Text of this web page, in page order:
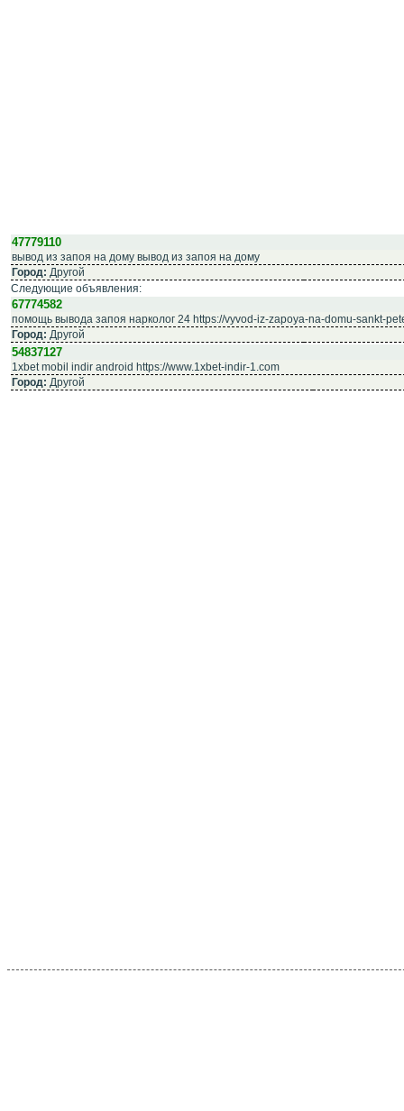
47779110
вывод из запоя на дому вывод из запоя на дому
Город: Другой
Следующие объявления:
67774582
помощь вывода запоя нарколог 24 https://vyvod-iz-zapoya-na-domu-sankt-
Город: Другой
54837127
1xbet mobil indir android https://www.1xbet-indir-1.com
Город: Другой